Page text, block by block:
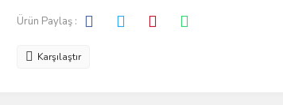
Ürün Paylaş :
Karşılaştır